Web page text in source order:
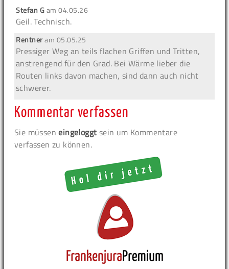
Stefan Gam04.05.26
Geil. Technisch.
Rentneram 05.05.25
Pressiger Weg an teils flachen Griffen und Tritten,
anstrengend für den Grad. Bei Wärme lieber die
Routen links davon machen, sind dann auch nicht
schwerer.
Kommentar verfassen
Sie müsseneingeloggt sein um Kommentare
verfassen zu können.